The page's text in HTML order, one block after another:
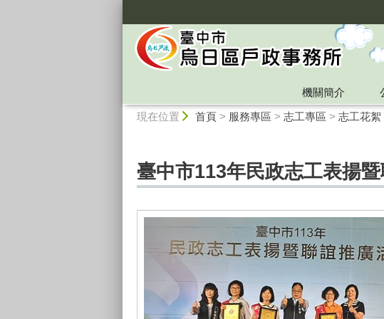
機關簡介
現在位置 首頁> 服務專區 > 志工專區 > 志工花絮
臺中市113年民政志工表揚